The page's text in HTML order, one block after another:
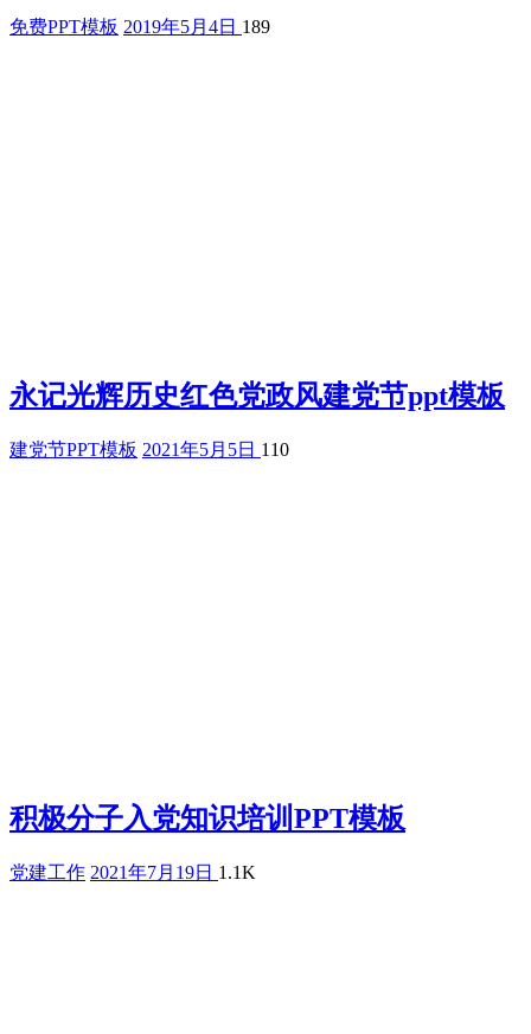
免费PPT模板 2019年5月4日 189
永记光辉历史红色党政风建党节ppt模板
建党节PPT模板 2021年5月5日 110
积极分子入党知识培训PPT模板
党建工作 2021年7月19日 1.1K